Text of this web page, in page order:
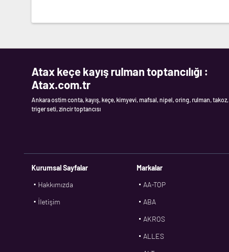
Atax keçe kayış rulman toptancılığı :
Atax.com.tr
Ankara ostim conta, kayış, keçe, kimyevi, mafsal, nipel, oring, rulman, takoz,
triger seti, zincir toptancısı
Kurumsal Sayfalar
Hakkımızda
İletişim
Markalar
AA-TOP
ABA
AKROS
ALLES